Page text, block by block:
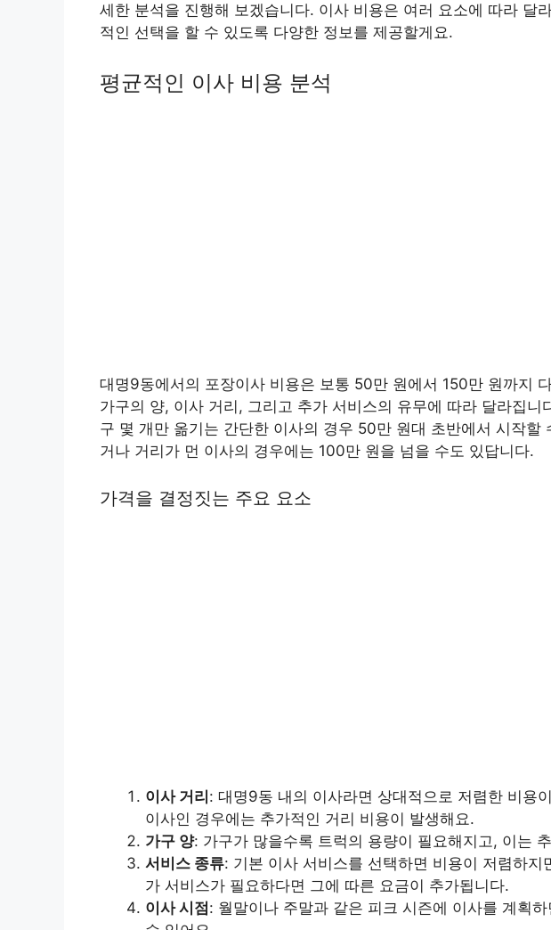
세한 분석을 진행해 보겠습니다. 이사 비용은 여러 요소에 따라 달
적인 선택을 할 수 있도록 다양한 정보를 제공할게요.
평균적인 이사 비용 분석
대명9동에서의 포장이사 비용은 보통 50만 원에서 150만 원까지
가구의 양, 이사 거리, 그리고 추가 서비스의 유무에 따라 달라집니
구 몇 개만 옮기는 간단한 이사의 경우 50만 원대 초반에서 시작할
거나 거리가 먼 이사의 경우에는 100만 원을 넘을 수도 있답니다.
가격을 결정짓는 주요 요소
이사 거리 : 대명9동 내의 이사라면 상대적으로 저렴한 비용
이사인 경우에는 추가적인 거리 비용이 발생해요.
가구 양: 가구가 많을수록 트럭의 용량이 필요해지고, 이는
서비스 종류: 기본 이사 서비스를 선택하면 비용이 저렴하
가 서비스가 필요하다면 그에 따른 요금이 추가됩니다.
이사 시점 : 월말이나 주말과 같은 피크 시즌에 이사를 계획